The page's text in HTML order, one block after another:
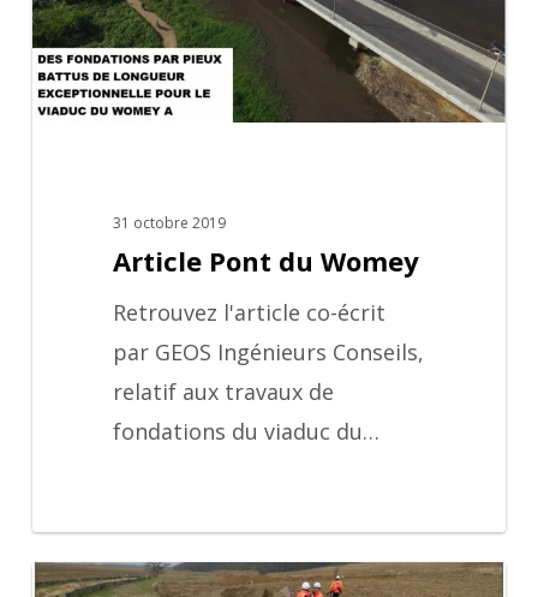
31 octobre 2019
Article Pont du Womey
Retrouvez l'article co-écrit
par GEOS Ingénieurs Conseils,
relatif aux travaux de
fondations du viaduc du…
COS